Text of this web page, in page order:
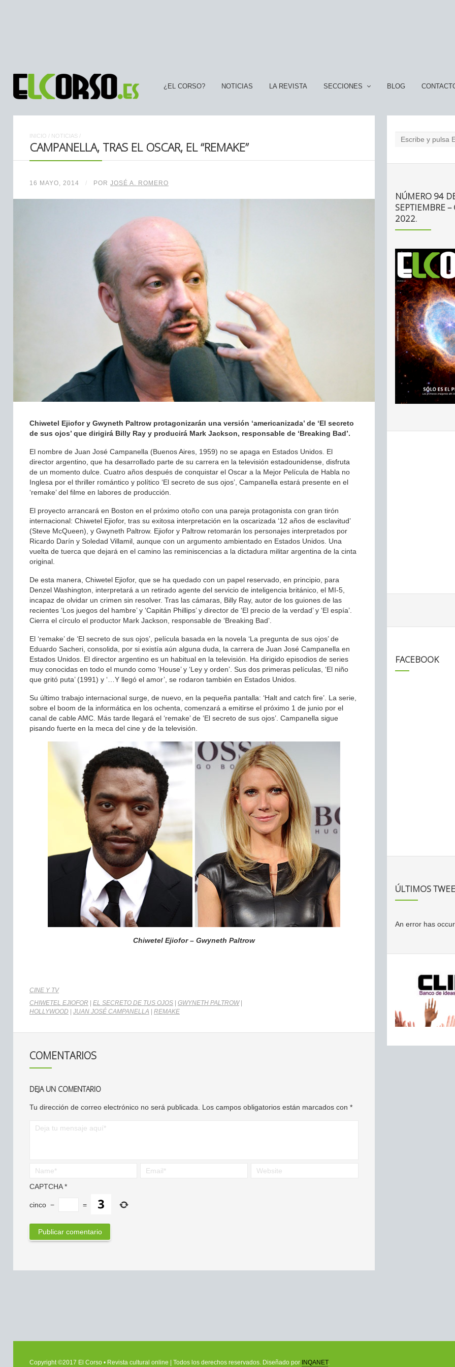
¿EL CORSO? NOTICIAS LA REVISTA SECCIONES BLOG
INICIO / NOTICIAS /
CAMPANELLA, TRAS EL OSCAR, EL “REMAKE”
16 MAYO, 2014 / POR JOSÉ A. ROMERO
Chiwetel Ejiofor y Gwyneth Paltrow protagonizarán una versión ‘americanizada’ de ‘El secreto
de sus ojos’ que dirigirá Billy Ray y producirá Mark Jackson, responsable de ‘Breaking Bad’.
El nombre de Juan José Campanella (Buenos Aires, 1959) no se apaga en Estados Unidos. El
director argentino, que ha desarrollado parte de su carrera en la televisión estadounidense, disfruta
de un momento dulce. Cuatro años después de conquistar el Oscar a la Mejor Película de Habla no
Inglesa por el thriller romántico y político ‘El secreto de sus ojos’, Campanella estará presente en el
‘remake’ del filme en labores de producción.
El proyecto arrancará en Boston en el próximo otoño con una pareja protagonista con gran tirón
internacional: Chiwetel Ejiofor, tras su exitosa interpretación en la oscarizada ‘12 años de esclavitud’
(Steve McQueen), y Gwyneth Paltrow. Ejiofor y Paltrow retomarán los personajes interpretados por
Ricardo Darín y Soledad Villamil, aunque con un argumento ambientado en Estados Unidos. Una
vuelta de tuerca que dejará en el camino las reminiscencias a la dictadura militar argentina de la cinta
original.
De esta manera, Chiwetel Ejiofor, que se ha quedado con un papel reservado, en principio, para
Denzel Washington, interpretará a un retirado agente del servicio de inteligencia británico, el MI-5,
incapaz de olvidar un crimen sin resolver. Tras las cámaras, Billy Ray, autor de los guiones de las
recientes ‘Los juegos del hambre’ y ‘Capitán Phillips’ y director de ‘El precio de la verdad’ y ‘El espía’.
Cierra el círculo el productor Mark Jackson, responsable de ‘Breaking Bad’.
El ‘remake’ de ‘El secreto de sus ojos’, película basada en la novela ‘La pregunta de sus ojos’ de
Eduardo Sacheri, consolida, por si existía aún alguna duda, la carrera de Juan José Campanella en
Estados Unidos. El director argentino es un habitual en la televisión. Ha dirigido episodios de series
muy conocidas en todo el mundo como ‘House’ y ‘Ley y orden’. Sus dos primeras películas, ‘El niño
que gritó puta’ (1991) y ‘…Y llegó el amor’, se rodaron también en Estados Unidos.
Su último trabajo internacional surge, de nuevo, en la pequeña pantalla: ‘Halt and catch fire’. La serie,
sobre el boom de la informática en los ochenta, comenzará a emitirse el próximo 1 de junio por el
canal de cable AMC. Más tarde llegará el ‘remake’ de ‘El secreto de sus ojos’. Campanella sigue
pisando fuerte en la meca del cine y de la televisión.
Chiwetel Ejiofor – Gwyneth Paltrow
CINE Y TV
CHIWETEL EJIOFOR
EL SECRETO DE TUS OJOS GWYNETH PALTROW|
HOLLYWOOD
JUAN JOSÉ CAMPANELLA REMAKE
COMENTARIOS
DEJA UN COMENTARIO
Tu dirección de correo electrónico no será publicada. Los campos obligatorios están marcados con *
CAPTCHA*
cinco − =
NÚMERO 94
SEPTIEMBRE –
2022.
FACEBOOK
ÚLTIMOS
An error has
Copyright ©2017 El Corso • Revista cultural online | Todos los derechos reservados. Diseñado por INQANET.